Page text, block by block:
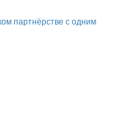
партнёрстве с одним